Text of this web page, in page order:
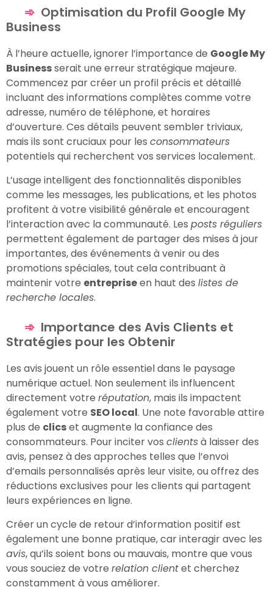
Optimisation du Profil Google My
Business
À l’heure actuelle, ignorer l’importance de Google My
Businessserait une erreur stratégique majeure.
Commencez par créer un profil précis et détaillé
incluant des informations complètes comme votre
adresse, numéro de téléphone, et horaires
d’ouverture. Ces détails peuvent sembler triviaux,
mais ils sont cruciaux pour les consommateurs
potentiels qui recherchent vos services localement.
L’usage intelligent des fonctionnalités disponibles
comme les messages, les publications, et les photos
profitent à votre visibilité générale et encouragent
l’interaction avec la communauté. Les posts réguliers
permettent également de partager des mises à jour
importantes, des événements à venir ou des
promotions spéciales, tout cela contribuant à
maintenir votre entrepriseen haut des listes de
recherche locales.
Importance des Avis Clients et
Stratégies pour les Obtenir
Les avis jouent un rôle essentiel dans le paysage
numérique actuel. Non seulement ils influencent
directement votre réputation, mais ils impactent
également votre SEO local. Une note favorable attire
plus de clicset augmente la confiance des
consommateurs. Pour inciter vos clientsà laisser des
avis, pensez à des approches telles que l’envoi
d’emails personnalisés après leur visite, ou offrez des
réductions exclusives pour les clients qui partagent
leurs expériences en ligne.
Créer un cycle de retour d’information positif est
également une bonne pratique, car interagir avec les
avis, qu’ils soient bons ou mauvais, montre que vous
vous souciez de votre relation clientet cherchez
constamment à vous améliorer.